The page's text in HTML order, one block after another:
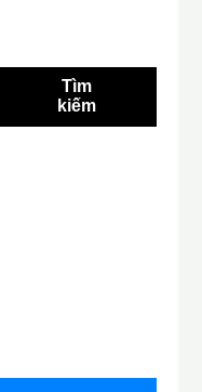
Tìm
kiếm